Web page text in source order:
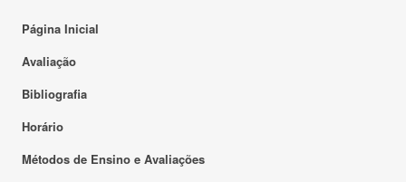
Página Inicial
Avaliação
Bibliografia
Horário
Métodos de Ensino e Avaliações